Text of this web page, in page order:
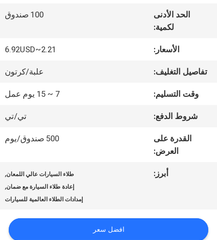
في
المعمل
ضبط
الجودة
الحد الأدنى
لكمية:
100 صندوق
الأسعار: 2.21~6.92USD
تفاصيل التغليف: علبة/كرتون
وقت التسليم: 7 ~ 15 يوم عمل
شروط الدفع: تي/تي
القدرة على
العرض:
500 صندوق/يوم
أبرز: طلاء السيارات عالي اللمعان,
إعادة طلاء السيارة مع ضمان,
إمدادات الطلاء العالمية للسيارات
افضل سعر